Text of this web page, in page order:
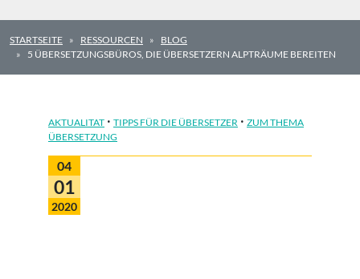
STARTSEITE RESSOURCEN
BLOG
5 ÜBERSETZUNGSBÜROS, DIE ÜBERSETZERN ALPTRÄUME BEREITEN
AKTUALITAT · TIPPS FÜR DIE ÜBERSETZER · ZUM THEMA
ÜBERSETZUNG
04
01
2020